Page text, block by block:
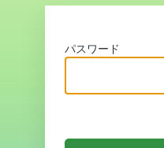
パスワード